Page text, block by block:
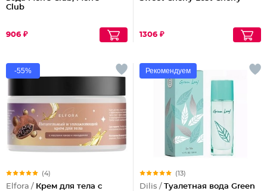
Club
906 ₽ 1306 ₽
-55%
(4)
Elfora / Крем для тела с
Рекомендуем
(13)
Dilis / Туалетная вода Green